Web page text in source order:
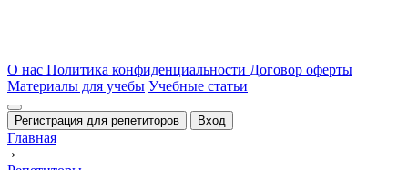
О нас Политика конфиденциальности Договор оферты
Материалы для учебы Учебные статьи
Регистрация для репетиторов Вход
Главная
›